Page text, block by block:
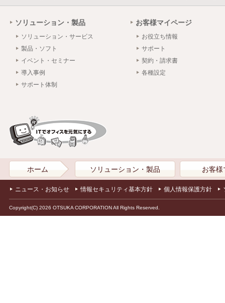
ソリューション・製品
ソリューション・サービス
製品・ソフト
イベント・セミナー
導入事例
サポート体制
お客様マイページ
お役立ち情報
サポート
契約・請求書
各種設定
ホーム ソリューション・製品 お客様
ニュース・お知らせ 情報セキュリティ基本方針 個人情報保護方針
Copyright(C) 2026 OTSUKA CORPORATION All Rights Reserved.